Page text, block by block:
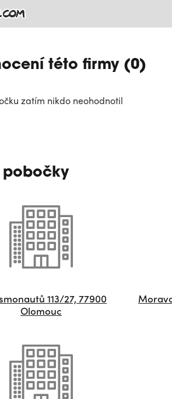
této firmy (0)
zatím nikdo neohodnotil
pobočky
113/27, 77900
Olomouc